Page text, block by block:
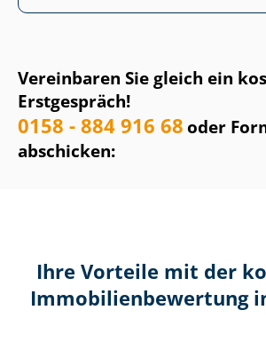
Vereinbaren Sie gleich ein
Erstgespräch!
0158 - 884 916 68oder
abschicken:
Ihre Vorteile mit der
Im­mo­bi­li­en­be­wer­tung